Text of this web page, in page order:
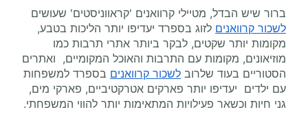
ברור שיש הבדל, מטיילי קרוואנים 'קראווניסטים' שעושים
לשכור קרוואנים לזוג בספרד יעדיפו יותר הליכות בטבע,
מקומות יותר שקטים, לבקר ביותר אתרי תרבות כמו
מוזיאונים, מקומות עם התרבות והאוכל המקומיים, ואתרים
הסטוריים בעוד שלרוב לשכור קרוואנים בספרד למשפחות
עם ילדים יעדיפו יותר פארקים אטרקטיביים, פארקי מים,
גני חיות וכשאר פעילויות המתאימות יותר להווי המשפחתי.